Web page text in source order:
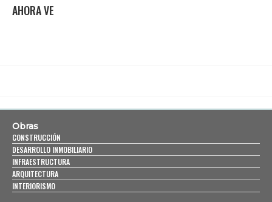
AHORA VE
Obras
CONSTRUCCIÓN
DESARROLLO INMOBILIARIO
INFRAESTRUCTURA
ARQUITECTURA
INTERIORISMO